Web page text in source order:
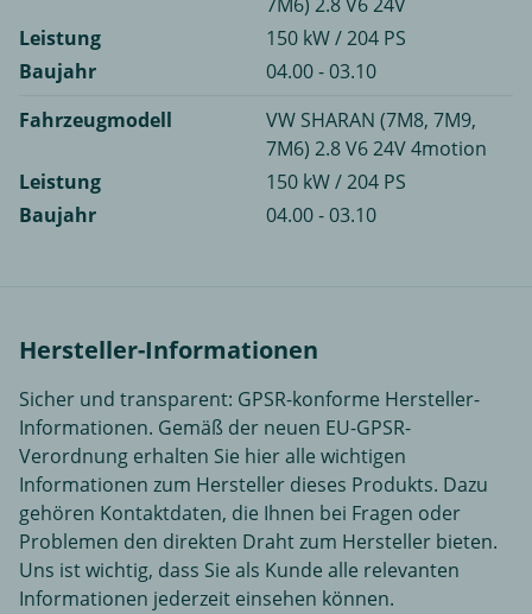
7M6) 2.8 V6 24V
Leistung
150 kW / 204 PS
Baujahr
04.00 - 03.10
Fahrzeugmodell
VW SHARAN (7M8, 7M9,
7M6) 2.8 V6 24V 4motion
Leistung
150 kW / 204 PS
Baujahr
04.00 - 03.10
Hersteller-Informationen
Sicher und transparent: GPSR-konforme Hersteller-
Informationen. Gemäß der neuen EU-GPSR-
Verordnung erhalten Sie hier alle wichtigen
Informationen zum Hersteller dieses Produkts. Dazu
gehören Kontaktdaten, die Ihnen bei Fragen oder
Problemen den direkten Draht zum Hersteller bieten.
Uns ist wichtig, dass Sie als Kunde alle relevanten
Informationen jederzeit einsehen können.